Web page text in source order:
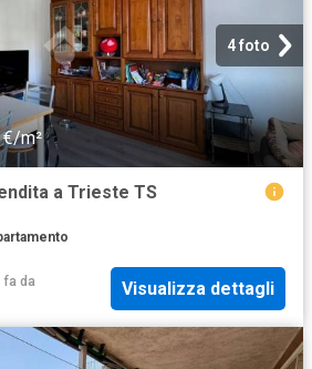
4 foto
m²
a Trieste TS
fa da
Visualizza dettagli